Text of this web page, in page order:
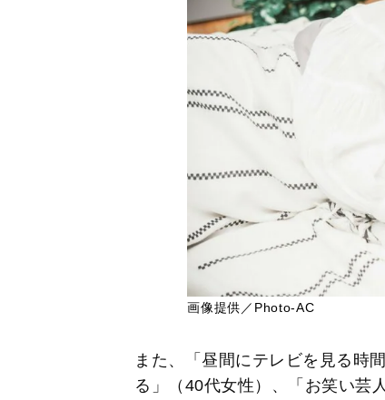
画像提供／Photo-AC
また、「昼間にテレビを見る時
る」（40代女性）、「お笑い芸